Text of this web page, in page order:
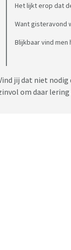
Het lijkt erop dat
Want gisteravond
Blijkbaar vind
jij dat niet
om daar